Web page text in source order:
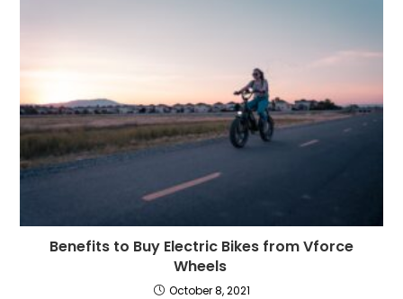
Benefits to Buy Electric Bikes from Vforce
Wheels
October 8, 2021